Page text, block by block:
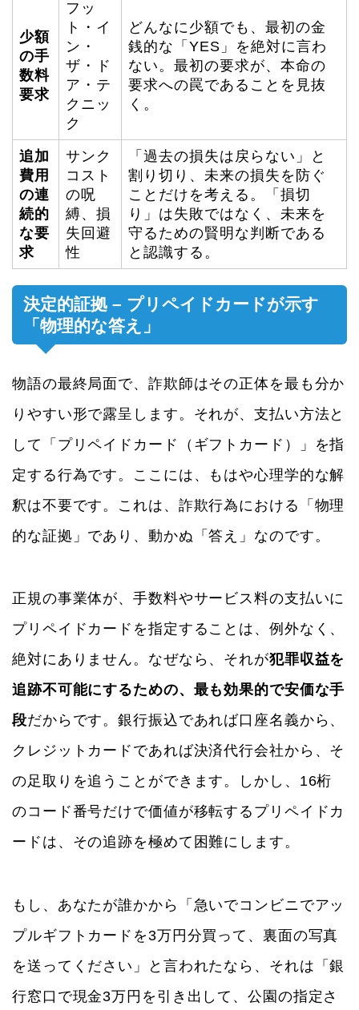
少額
の手
数料
要求
フッ
ト・イ
ン・
ザ・ド
ア・テ
クニッ
ク
どんなに少額でも、最初の金
銭的な「YES」を絶対に言わ
ない。最初の要求が、本命の
要求への罠であることを見抜
く。
追加
費用
の連
続的
な要
求
サンク
コスト
の呪
縛、損
失回避
性
「過去の損失は戻らない」と
割り切り、未来の損失を防ぐ
ことだけを考える。「損切
り」は失敗ではなく、未来を
守るための賢明な判断である
と認識する。
決定的証拠 – プリペイドカードが示す
「物理的な答え」
物語の最終局面で、詐欺師はその正体を最も分か
りやすい形で露呈します。それが、支払い方法と
して「プリペイドカード（ギフトカード）」を指
定する行為です。ここには、もはや心理学的な解
釈は不要です。これは、詐欺行為における「物理
的な証拠」であり、動かぬ「答え」なのです。
正規の事業体が、手数料やサービス料の支払いに
プリペイドカードを指定することは、例外なく、
絶対にありません。なぜなら、それが犯罪収益を
追跡不可能にするための、最も効果的で安価な手
段だからです。銀行振込であれば口座名義から、
クレジットカードであれば決済代行会社から、そ
の足取りを追うことができます。しかし、16桁
のコード番号だけで価値が移転するプリペイドカ
ードは、その追跡を極めて困難にします。
もし、あなたが誰かから「急いでコンビニでアッ
プルギフトカードを3万円分買って、裏面の写真
を送ってください」と言われたなら、それは「銀
行窓口で現金3万円を引き出して、公園の指定さ